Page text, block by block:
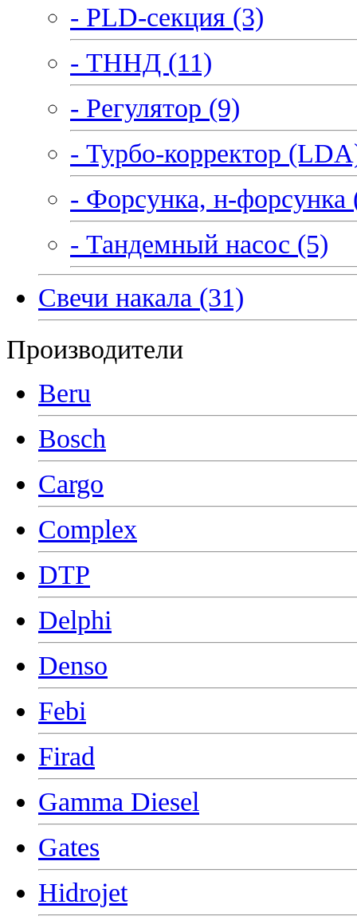
- PLD-секция (3)
- ТННД (11)
- Регулятор (9)
- Турбо-корректор
- Форсунка, н-форсунка
- Тандемный насос (5)
Свечи накала (31)
Производители
Beru
Bosch
Cargo
Complex
DTP
Delphi
Denso
Febi
Firad
Gamma Diesel
Gates
Hidrojet